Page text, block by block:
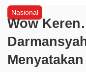
Nasional
Wow